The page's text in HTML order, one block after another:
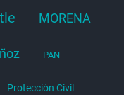
MORENA
PAN
Protección Civil